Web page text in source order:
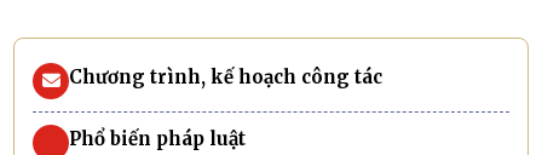
và phục vụ Nhân dân.
Chương trình, kế hoạch công tác
Phổ biến pháp luật